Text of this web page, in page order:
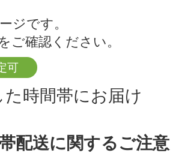
ジです。
ご確認ください。
可
た時間帯にお届け
配送に関するご注意